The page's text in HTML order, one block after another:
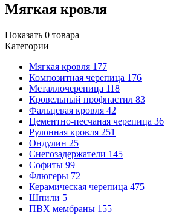
Мягкая кровля
Показать 0 товара
Категории
Мягкая кровля 177
Композитная черепица 176
Металлочерепица 118
Кровельный профнастил 83
Фальцевая кровля 42
Цементно-песчаная черепица 36
Рулонная кровля 251
Ондулин 25
Снегозадержатели 145
Софиты 99
Флюгеры 72
Керамическая черепица 475
Шпили 5
ПВХ мембраны 155